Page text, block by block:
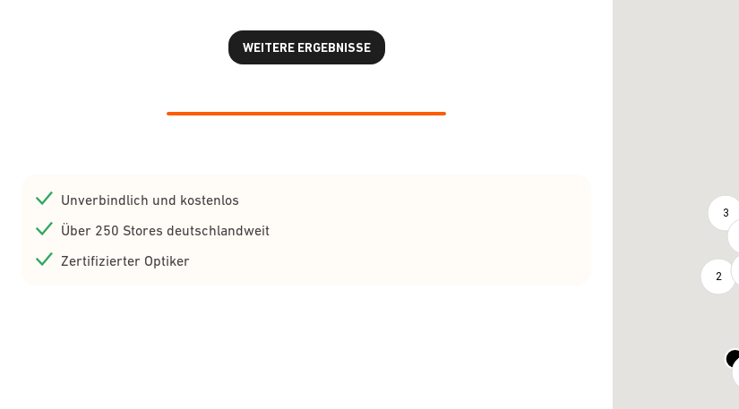
WEITERE ERGEBNISSE
Unverbindlich und kostenlos
Über 250 Stores deutschlandweit
Zertifizierter Optiker
3
2